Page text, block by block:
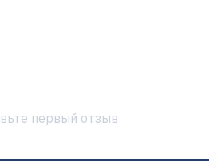
первый отзыв